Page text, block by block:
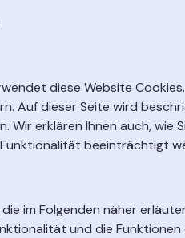
diese Website
Auf dieser Seite wird
Wir erklären Ihnen auch,
beeinträchtigt
im Folgenden näher
und die